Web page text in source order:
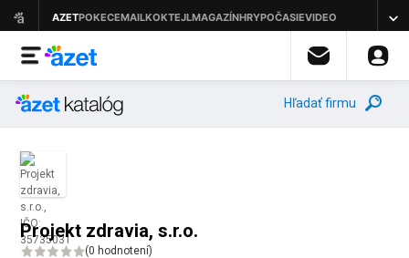
Hľadať firmu
Projekt zdravia, s.r.o.
(0 hodnotení)